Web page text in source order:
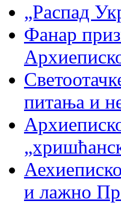
„Распад
Фанар
питања и
и лажно